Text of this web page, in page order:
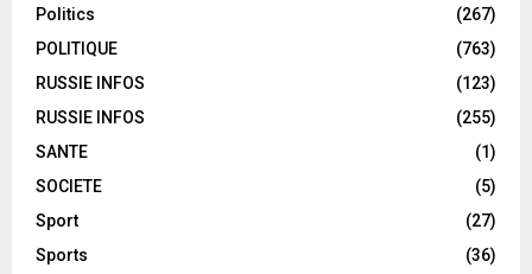
Politics
(267)
POLITIQUE
(763)
RUSSIE INFOS
(123)
RUSSIE INFOS
(255)
SANTE
(1)
SOCIETE
(5)
Sport
(27)
Sports
(36)